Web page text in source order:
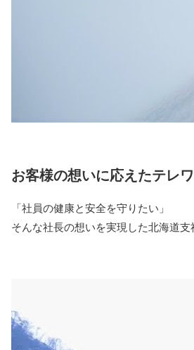
お客様の想いに応えたテレ
「社員の健康と安全を守りたい」
そんな社長の想いを実現した北海道